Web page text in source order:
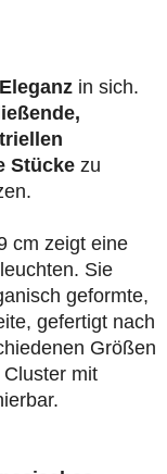
in sich.
Stücke zu
cm zeigt eine
Sie
geformte,
gefertigt nach
Größen
mit